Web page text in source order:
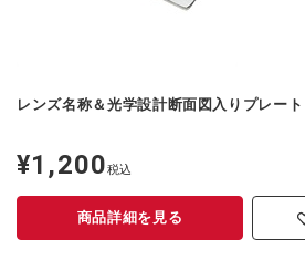
レンズ名称＆光学設計断面図入りプレート
定
価
¥1,200税込
商品詳細を見る